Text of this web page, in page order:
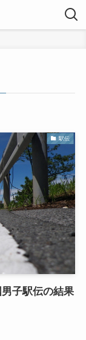
駅伝
子駅伝の結果